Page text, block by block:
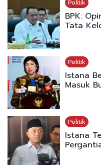
Politik
BPK:
Tata
Politik
Istana
Masuk
Politik
Istana